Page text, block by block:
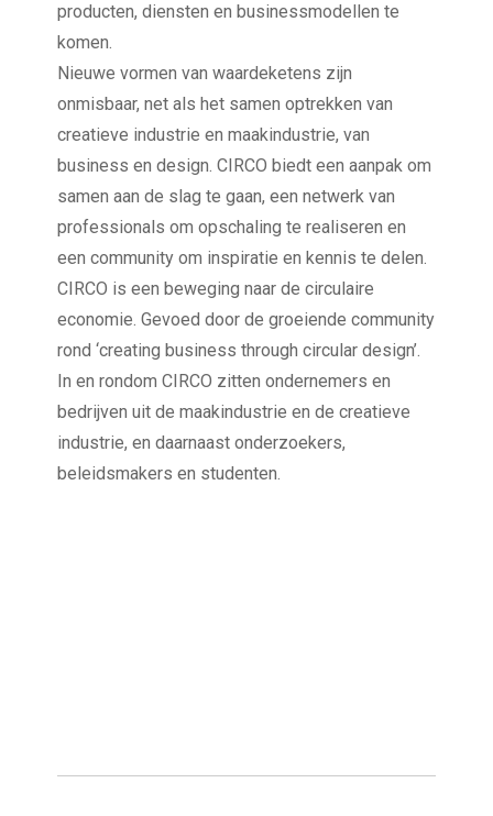
producten, diensten en businessmodellen te
komen.
Nieuwe vormen van waardeketens zijn
onmisbaar, net als het samen optrekken van
creatieve industrie en maakindustrie, van
business en design. CIRCO biedt een aanpak om
samen aan de slag te gaan, een netwerk van
professionals om opschaling te realiseren en
een community om inspiratie en kennis te delen.
CIRCO is een beweging naar de circulaire
economie. Gevoed door de groeiende community
rond ‘creating business through circular design’.
In en rondom CIRCO zitten ondernemers en
bedrijven uit de maakindustrie en de creatieve
industrie, en daarnaast onderzoekers,
beleidsmakers en studenten.